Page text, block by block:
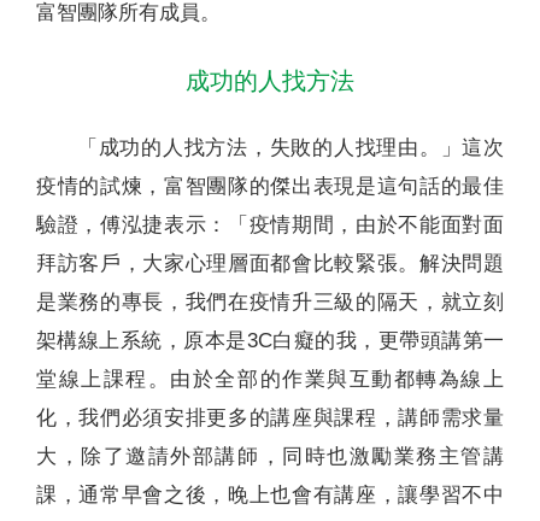
富智團隊所有成員。
成功的人找方法
「成功的人找方法，失敗的人找理由。」這次
疫情的試煉，富智團隊的傑出表現是這句話的最佳
驗證，傅泓捷表示：「疫情期間，由於不能面對面
拜訪客戶，大家心理層面都會比較緊張。解決問題
是業務的專長，我們在疫情升三級的隔天，就立刻
架構線上系統，原本是3C白癡的我，更帶頭講第一
堂線上課程。由於全部的作業與互動都轉為線上
化，我們必須安排更多的講座與課程，講師需求量
大，除了邀請外部講師，同時也激勵業務主管講
課，通常早會之後，晚上也會有講座，讓學習不中